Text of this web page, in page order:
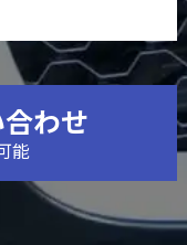
わせ
能